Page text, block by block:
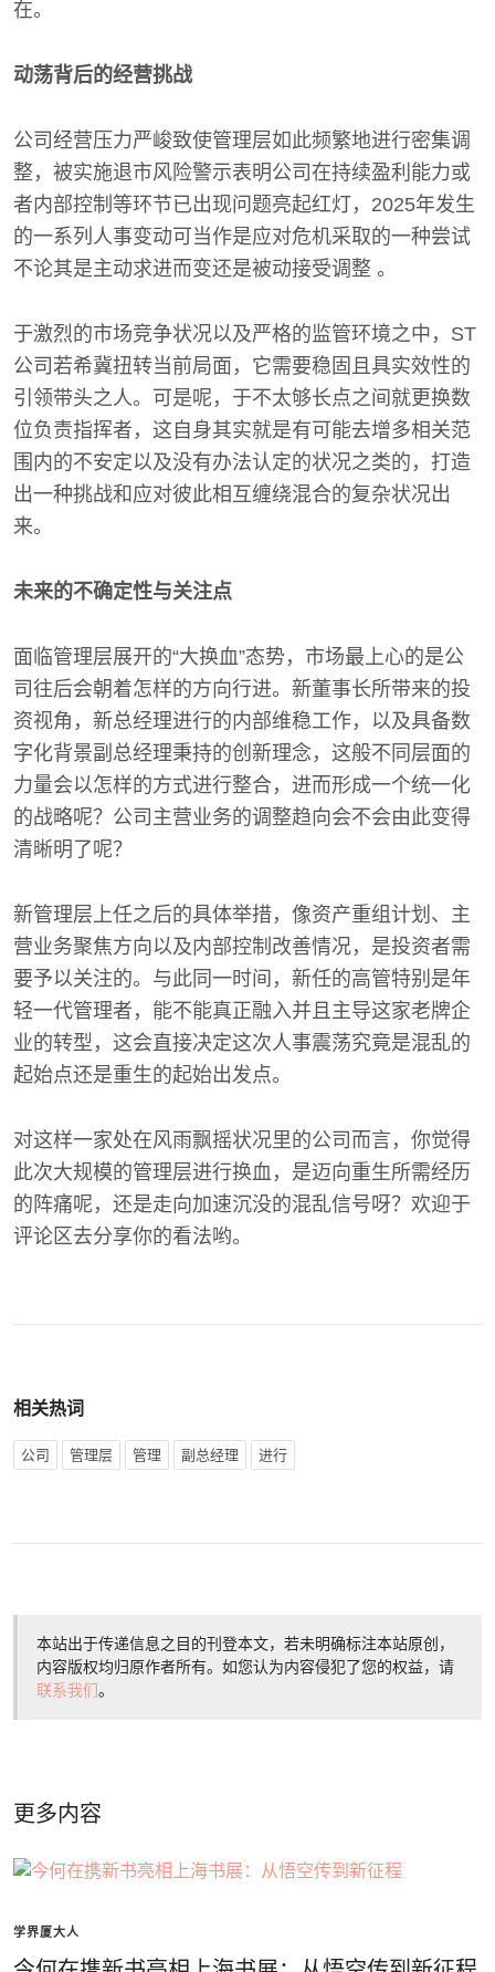
在。
动荡背后的经营挑战
公司经营压力严峻致使管理层如此频繁地进行密集调
整，被实施退市风险警示表明公司在持续盈利能力或
者内部控制等环节已出现问题亮起红灯，2025年发生
的一系列人事变动可当作是应对危机采取的一种尝试
不论其是主动求进而变还是被动接受调整 。
于激烈的市场竞争状况以及严格的监管环境之中，ST
公司若希冀扭转当前局面，它需要稳固且具实效性的
引领带头之人。可是呢，于不太够长点之间就更换数
位负责指挥者，这自身其实就是有可能去增多相关范
围内的不安定以及没有办法认定的状况之类的，打造
出一种挑战和应对彼此相互缠绕混合的复杂状况出
来。
未来的不确定性与关注点
面临管理层展开的“大换血”态势，市场最上心的是公
司往后会朝着怎样的方向行进。新董事长所带来的投
资视角，新总经理进行的内部维稳工作，以及具备数
字化背景副总经理秉持的创新理念，这般不同层面的
力量会以怎样的方式进行整合，进而形成一个统一化
的战略呢？公司主营业务的调整趋向会不会由此变得
清晰明了呢？
新管理层上任之后的具体举措，像资产重组计划、主
营业务聚焦方向以及内部控制改善情况，是投资者需
要予以关注的。与此同一时间，新任的高管特别是年
轻一代管理者，能不能真正融入并且主导这家老牌企
业的转型，这会直接决定这次人事震荡究竟是混乱的
起始点还是重生的起始出发点。
对这样一家处在风雨飘摇状况里的公司而言，你觉得
此次大规模的管理层进行换血，是迈向重生所需经历
的阵痛呢，还是走向加速沉没的混乱信号呀？欢迎于
评论区去分享你的看法哟。
相关热词
公司 管理层 管理 副总经理 进行
本站出于传递信息之目的刊登本文，若未明确标注本站原创，
内容版权均归原作者所有。如您认为内容侵犯了您的权益，请
联系我们。
更多内容
学界厦大人